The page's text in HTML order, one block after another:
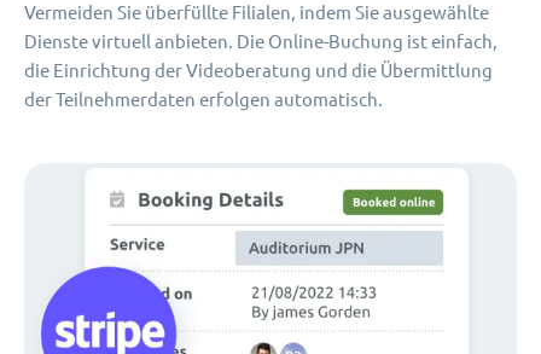
Vermeiden Sie überfüllte Filialen, indem Sie ausgewählte
Dienste virtuell anbieten. Die Online-Buchung ist einfach,
die Einrichtung der Videoberatung und die Übermittlung
der Teilnehmerdaten erfolgen automatisch.